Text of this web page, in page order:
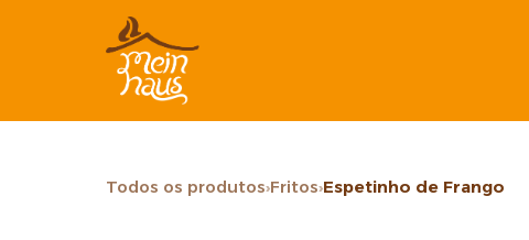
Todos os produtos›Fritos›Espetinho de Frango